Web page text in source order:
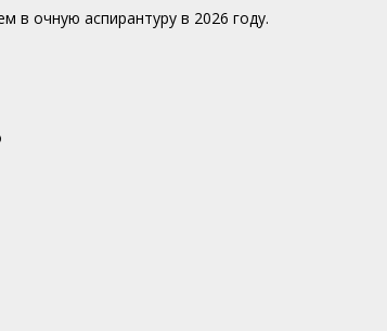
в очную аспирантуру в 2026 году.